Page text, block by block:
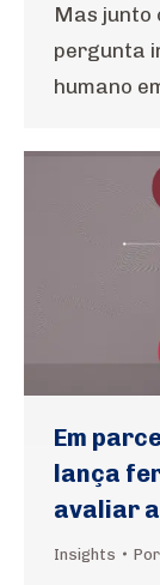
Mas junto
pergunta
humano
Em
lança
avaliar
Insights Por